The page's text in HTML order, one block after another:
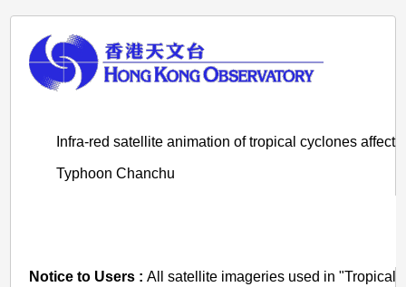
Infra-red satellite animation of tropical cyclones
Typhoon Chanchu
Notice to Users :All satellite imageries used in "Tropical